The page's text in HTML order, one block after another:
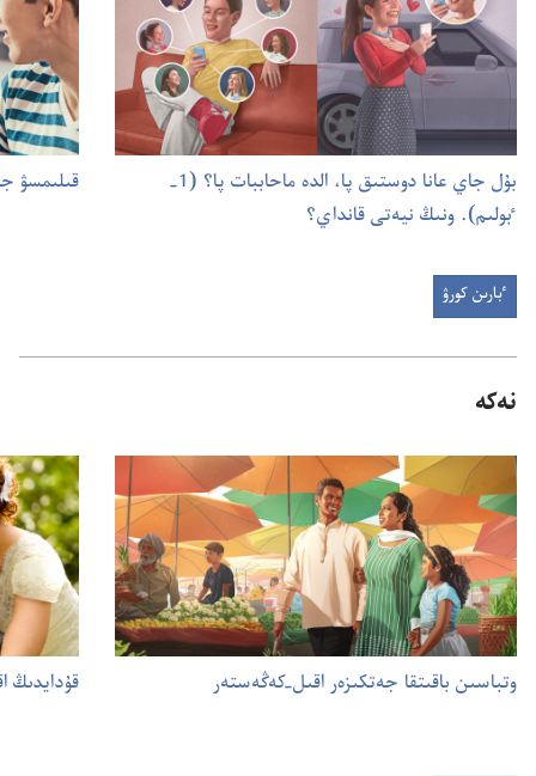
بۇ‌ل جاي عانا دوستىق پا،‏ الدە ماحاببات پا؟‏ (‏1-‏
ٴ‌بولىم)‏.‏ ونىڭ نيە‌تى قانداي؟‏
قىلىمسۋ
ٴبارىن كورۋ
نە‌كە
وتباسىن باقىتقا جەتكىزەر اقىل-‏كەڭەستەر قۇ‌دايدىڭ